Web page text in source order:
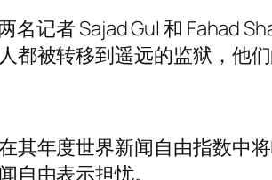
记者 Sajad Gul 和 Fahad
被转移到遥远的监狱，他们
年度世界新闻自由指数中
自由表示担忧。